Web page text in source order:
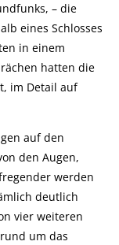
– die
eines Schlosses
in einem
hatten die
im Detail auf
auf den
den Augen,
werden
deutlich
vier weiteren
um das